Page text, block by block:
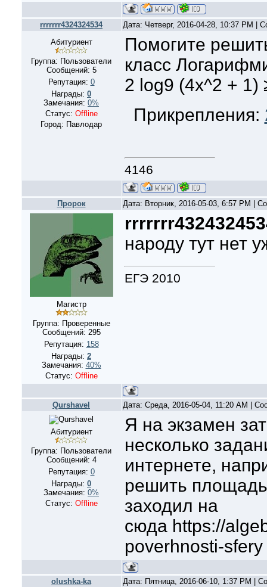
rrrrrrr4324324534
Дата: Четверг, 2016-04-28, 10:37 PM |
Абитуриент
Группа: Пользователи
Сообщений: 5
Репутация: 0
Награды: 0
Замечания: 0%
Статус: Offline
Город: Павлодар
Помогите
класс
2 log9 (4x^2 + 1)
Прикрепления:
4146
Пророк Дата: Вторник, 2016-05-03, 6:57 PM |
Магистр
Группа: Проверенные
Сообщений: 295
Репутация: 158
Награды: 2
Замечания: 40%
Статус: Offline
народу тут нет
ЕГЭ 2010
Qurshavel Дата: Среда, 2016-05-04, 11:20 AM |
Абитуриент
Группа: Пользователи
Сообщений: 4
Репутация: 0
Награды: 0
Замечания: 0%
Статус: Offline
Я на экзамен
несколько
интернете,
решить
заходил на
сюда https://
poverhnosti-
olushka-ka
Дата: Пятница, 2016-06-10, 1:37 PM |